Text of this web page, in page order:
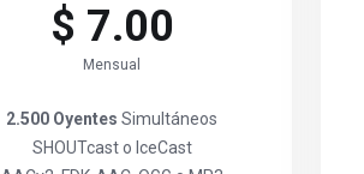
$ 7.00
Mensual
2.500 Oyentes Simultáneos
SHOUTcast o IceCast